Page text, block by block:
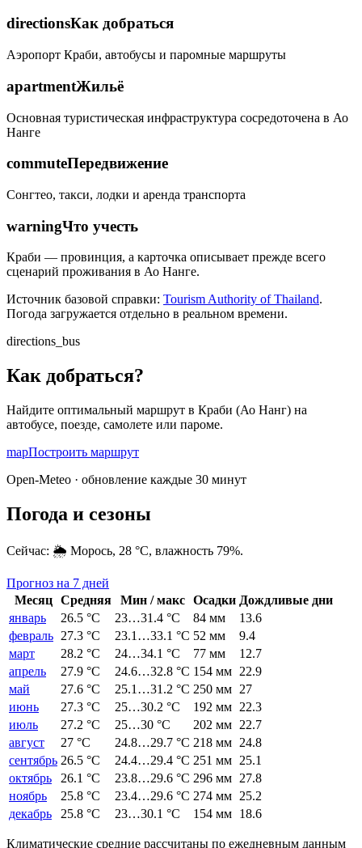
directionsКак добраться
Аэропорт Краби, автобусы и паромные маршруты
apartmentЖильё
Основная туристическая инфраструктура сосредоточена в Ао
Нанге
commuteПередвижение
Сонгтео, такси, лодки и аренда транспорта
warningЧто учесть
Краби — провинция, а карточка описывает прежде всего
сценарий проживания в Ао Нанге.
Источник базовой справки: Tourism Authority of Thailand.
Погода загружается отдельно в реальном времени.
directions_bus
Как добраться?
Найдите оптимальный маршрут в Краби (Ао Нанг) на
автобусе, поезде, самолете или пароме.
mapПостроить маршрут
Open-Meteo · обновление каждые 30 минут
Погода и сезоны
Сейчас: 🌦️ Морось, 28 °C, влажность 79%.
Прогноз на 7 дней
Месяц
Средняя Мин / макс Осадки Дождливые дни
январь
26.5 °C 23…31.4 °C 84 мм
13.6
февраль 27.3 °C 23.1 …33.1 °C 52 мм
9.4
март
28.2 °C 24…34.1 °C 77 мм
12.7
апрель
27.9 °C 24.6…32.8 °C 154 мм 22.9
май
27.6 °C 25.1 …31.2 °C 250 мм 27
июнь
27.3 °C 25…30.2 °C 192 мм 22.3
июль
27.2 °C 25…30 °C 202 мм 22.7
август
27 °C 24.8…29.7 °C 218 мм 24.8
сентябрь 26.5 °C 24.4…29.4 °C 251 мм 25.1
октябрь
26.1 °C 23.8…29.6 °C 296 мм 27.8
ноябрь
25.8 °C 23.4…29.6 °C 274 мм 25.2
декабрь
25.8 °C 23…30.1 °C 154 мм 18.6
Климатические средние рассчитаны по ежедневным данным